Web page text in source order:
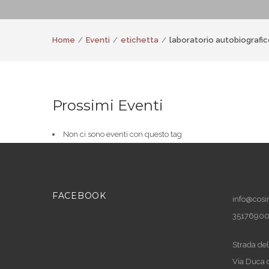
Home Eventi etichetta laboratorio
Prossimi Eventi
Non ci sono eventi con questo tag
FACEBOOK
Strada
Via Duca